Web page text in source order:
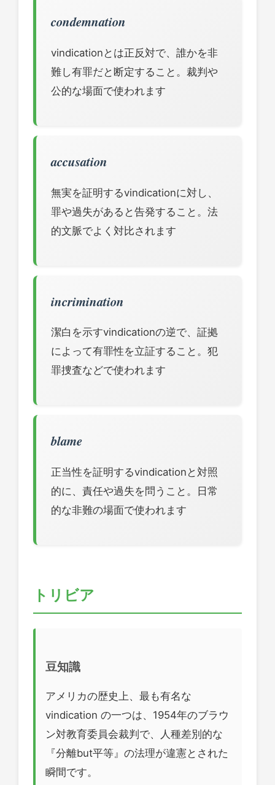
condemnation
vindicationとは正反対で、誰かを非
難し有罪だと断定すること。裁判や
公的な場面で使われます
accusation
無実を証明するvindicationに対し、
罪や過失があると告発すること。法
的文脈でよく対比されます
incrimination
潔白を示すvindicationの逆で、証拠
によって有罪性を立証すること。犯
罪捜査などで使われます
blame
正当性を証明するvindicationと対照
的に、責任や過失を問うこと。日常
的な非難の場面で使われます
トリビア
豆知識
アメリカの歴史上、最も有名な
vindication の一つは、1954年のブラウ
ン対教育委員会裁判で、人種差別的な
『分離but平等』の法理が違憲とされた
瞬間です。